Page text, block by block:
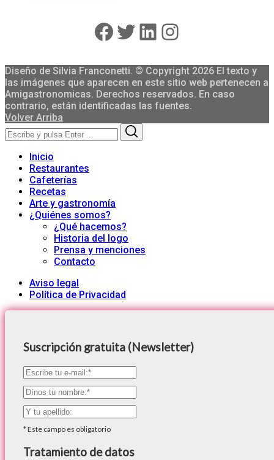
Facebook
Twitter
LinkedIn
Instagram
Diseño de Silvia Franconetti. © Copyright 2026 El texto y
las imágenes que aparecen en este sitio web pertenecen a
Amigastronomicas. Derechos reservados. En caso
contrario, están identificadas las fuentes.
Volver Arriba
Search
for:
Inicio
Restaurantes
Cafeterías
Recetas
Arte y gastronomía
¿Quiénes somos?
¿Qué hacemos?
Historia del logo
Prensa y menciones
Contacto
Aviso legal
Política de Privacidad
Suscripción gratuita (Newsletter)
*Este campo es obligatorio
Tratamiento de datos